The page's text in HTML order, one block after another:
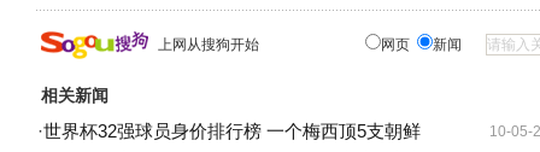
上网从搜狗开始 网页 新闻
相关新闻
10-05-
·世界杯32强球员身价排行榜 一个梅西顶5支朝鲜